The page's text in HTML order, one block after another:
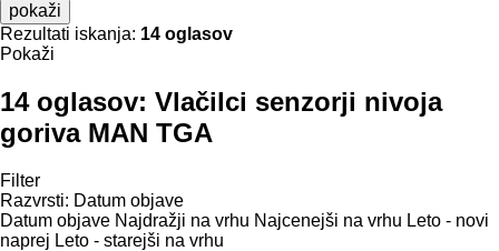
pokaži
Rezultati iskanja: 14 oglasov
Pokaži
14 oglasov: Vlačilci senzorji nivoja
goriva MAN TGA
Filter
Razvrsti: Datum objave
Datum objave Najdražji na vrhu Najcenejši na vrhu Leto - novi
naprej Leto - starejši na vrhu